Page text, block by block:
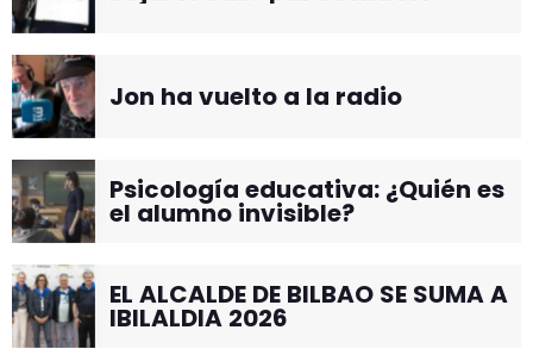
Jon ha vuelto a la radio
Psicología educativa: ¿Quién es
el alumno invisible?
EL ALCALDE DE BILBAO SE SUMA A
IBILALDIA 2026